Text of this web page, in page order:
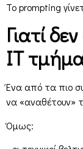
Το prompting
Γιατί
IT
Ένα από τα πιο
να «αναθέτουν»
Όμως: